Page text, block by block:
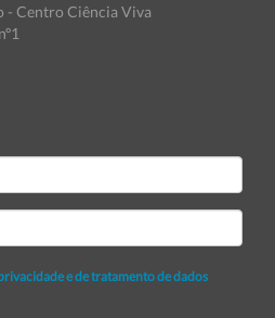
- Centro Ciência Viva
e de tratamento de dados